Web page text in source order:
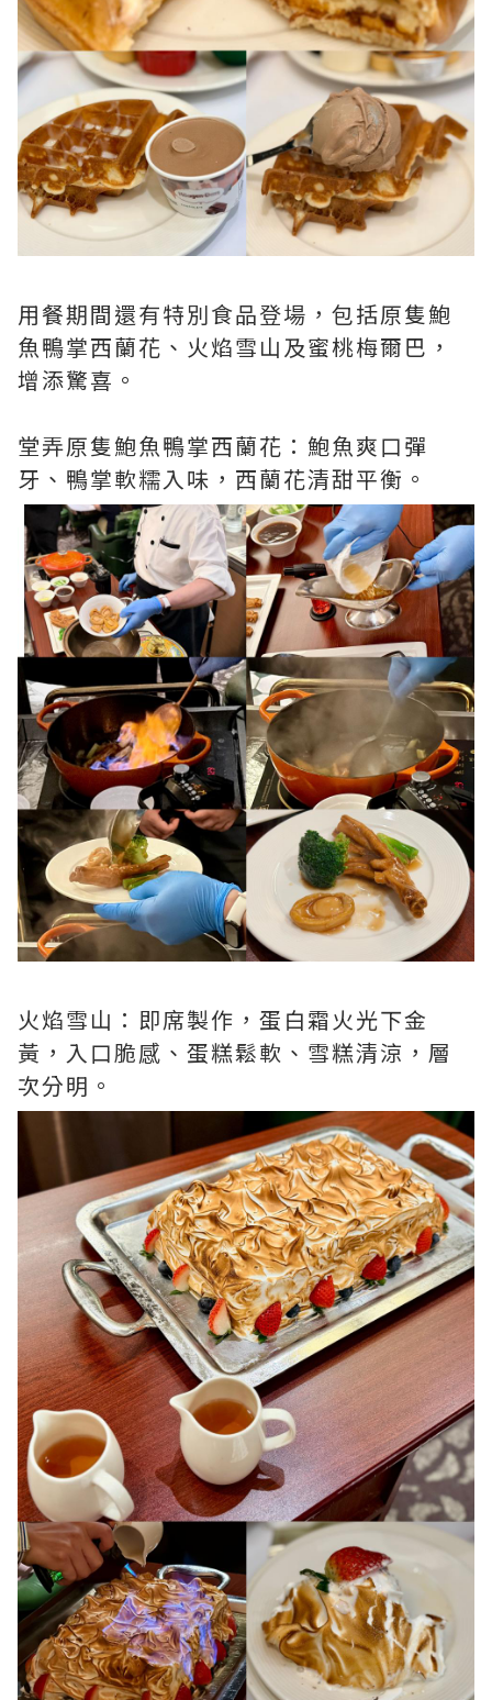
用餐期間還有特別食品登場，包括原隻鮑
魚鴨掌西蘭花、火焰雪山及蜜桃梅爾巴，
增添驚喜。
堂弄原隻鮑魚鴨掌西蘭花：鮑魚爽口彈
牙、鴨掌軟糯入味，西蘭花清甜平衡。
火焰雪山：即席製作，蛋白霜火光下金
黃，入口脆感、蛋糕鬆軟、雪糕清涼，層
次分明。